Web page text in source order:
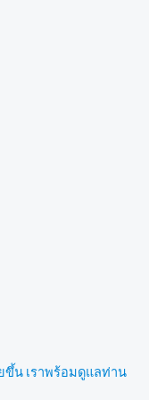
ขึ้น เราพร้อมดูแลท่าน